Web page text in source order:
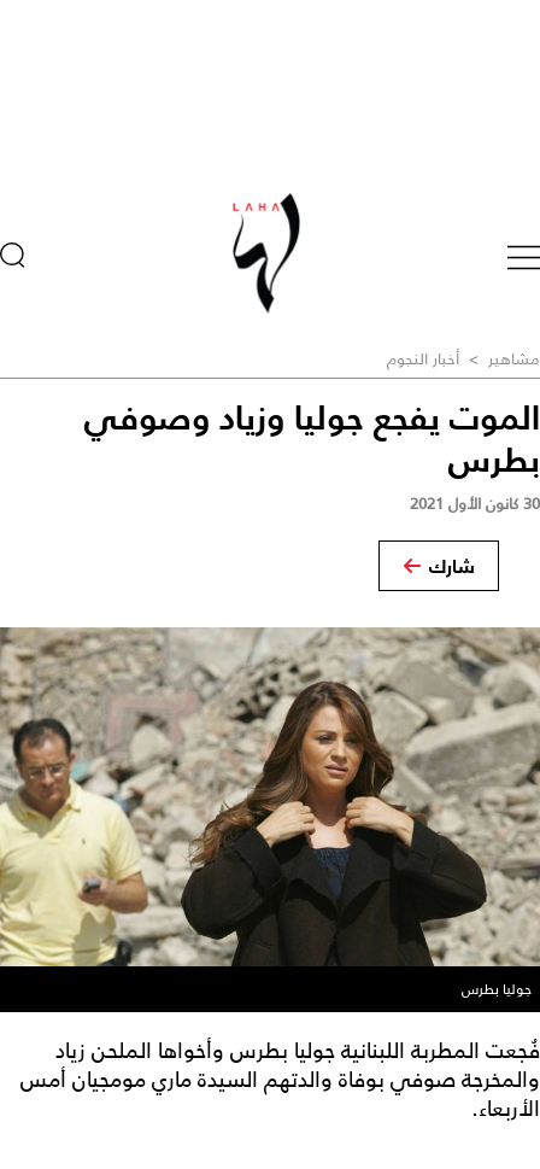
مشاهير > أخبار النجوم
الموت يفجع جوليا وزياد وصوفي
بطرس
30 كانون الأول 2021
شارك
جوليا بطرس
فُجعت المطربة اللبنانية جوليا بطرس وأخواها الملحن زياد
والمخرجة صوفي بوفاة والدتهم السيدة ماري مومجيان أمس
الأربعاء.